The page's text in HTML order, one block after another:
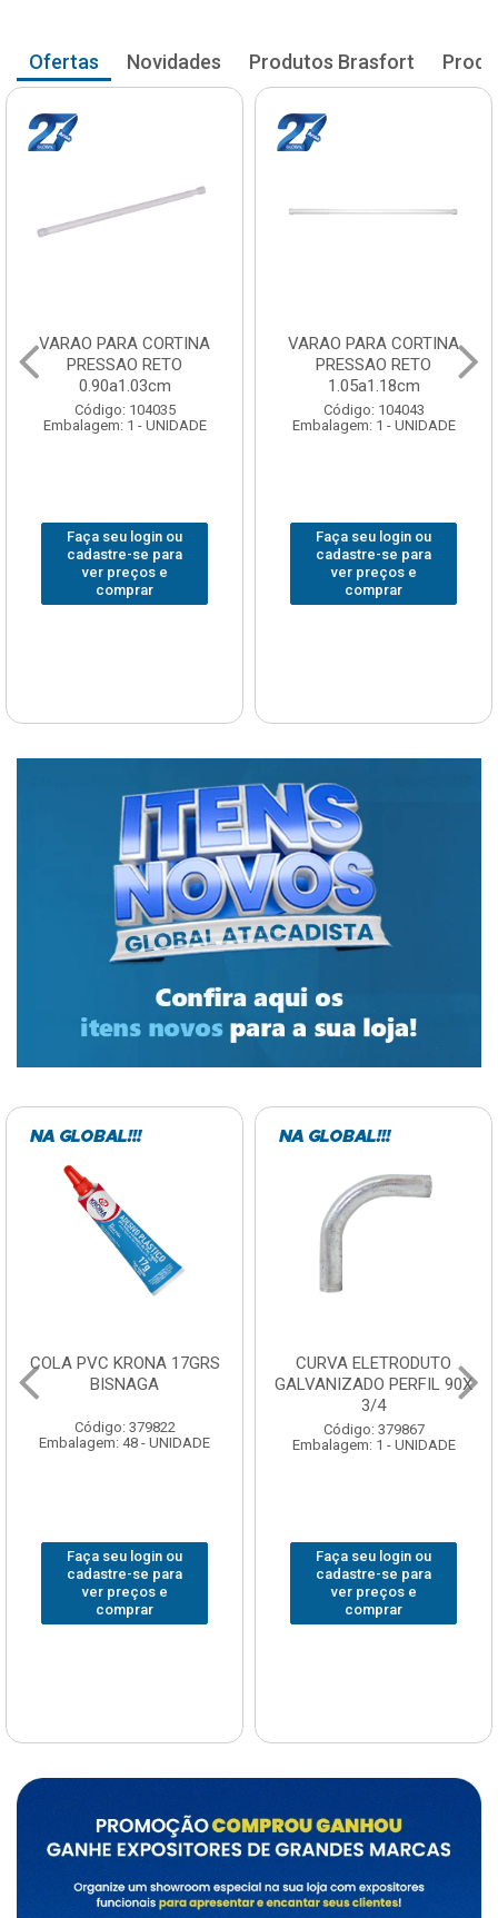
Ofertas Novidades Produtos Brasfort
VARAO PARA CORTINA
PRESSAO RETO
0.90a1.03cm
Código: 104035
Embalagem: 1 - UNIDADE
Faça seu login ou
cadastre-se para
ver preços e
comprar
VARAO PARA CORTINA
PRESSAO RETO
1.05a1.18cm
Código: 104043
Embalagem: 1 - UNIDADE
Faça seu login ou
cadastre-se para
ver preços e
comprar
COLA PVC KRONA 17GRS
BISNAGA
Código: 379822
Embalagem: 48 - UNIDADE
Faça seu login ou
cadastre-se para
ver preços e
comprar
CURVA ELETRODUTO
GALVANIZADO PERFIL 90X
3/4
Código: 379867
Embalagem: 1 - UNIDADE
Faça seu login ou
cadastre-se para
ver preços e
comprar